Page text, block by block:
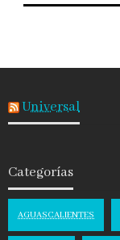
Universal
Categorías
AGUASCALIENTES